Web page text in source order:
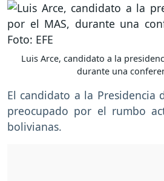
Luis Arce, candidato a la
durante una
El candidato a la Presidencia
preocupado por el rumbo
bolivianas.